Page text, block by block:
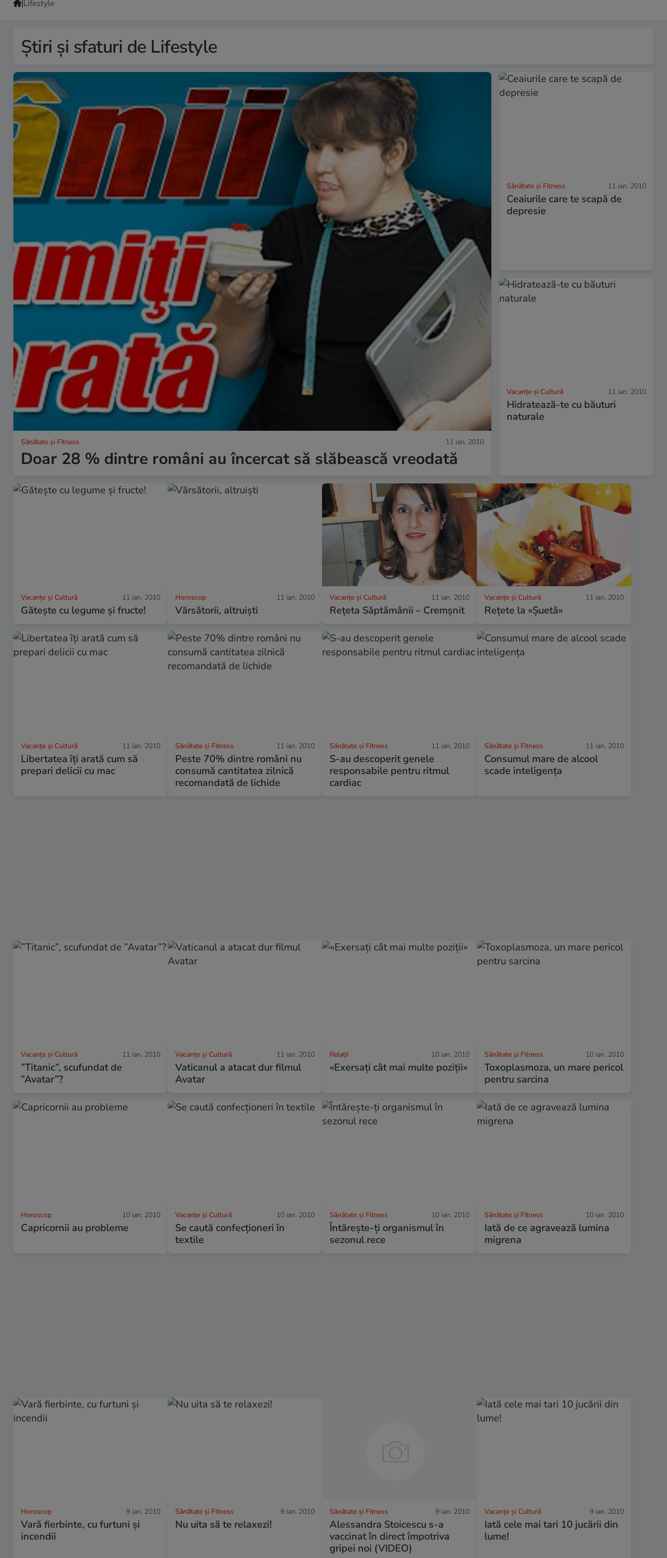
|Lifestyle
Știri și sfaturi de Lifestyle
Sănătate și Fitness 11 ian. 2010
Doar 28 % dintre români au încercat să slăbească vreodată
Sănătate și Fitness 11 ian. 2010
Ceaiurile care te scapă de
depresie
Vacanțe și Cultură 11 ian. 2010
Hidratează-te cu băuturi
naturale
Vacanțe și Cultură 11 ian. 2010
Găteşte cu legume şi fructe!
Horoscop 11 ian. 2010
Vărsătorii, altruişti
Vacanțe și Cultură 11 ian. 2010
Reţeta Săptămânii – Cremşnit
Vacanțe și Cultură 11 ian. 2010
Reţete la «Şuetă»
Vacanțe și Cultură 11 ian. 2010
Libertatea îţi arată cum să
prepari delicii cu mac
Sănătate și Fitness 11 ian. 2010
Peste 70% dintre români nu
consumă cantitatea zilnică
recomandată de lichide
Sănătate și Fitness 11 ian. 2010
S-au descoperit genele
responsabile pentru ritmul
cardiac
Sănătate și Fitness 11 ian. 2010
Consumul mare de alcool
scade inteligenţa
Vacanțe și Cultură 11 ian. 2010
”Titanic”, scufundat de
”Avatar”?
Vacanțe și Cultură 11 ian. 2010
Vaticanul a atacat dur filmul
Avatar
Relații 10 ian. 2010
«Exersaţi cât mai multe poziţii»
Sănătate și Fitness 10 ian. 2010
Toxoplasmoza, un mare pericol
pentru sarcina
Horoscop 10 ian. 2010
Capricornii au probleme
Vacanțe și Cultură 10 ian. 2010
Se caută confecţioneri în
textile
Sănătate și Fitness 10 ian. 2010
Întăreşte-ţi organismul în
sezonul rece
Sănătate și Fitness 10 ian. 2010
Iată de ce agravează lumina
migrena
Horoscop 9 ian. 2010
Vară fierbinte, cu furtuni şi
incendii
Sănătate și Fitness 9 ian. 2010
Nu uita să te relaxezi!
Sănătate și Fitness 9 ian. 2010
Alessandra Stoicescu s-a
vaccinat în direct împotriva
gripei noi (VIDEO)
Vacanțe și Cultură 9 ian. 2010
Iată cele mai tari 10 jucării din
lume!